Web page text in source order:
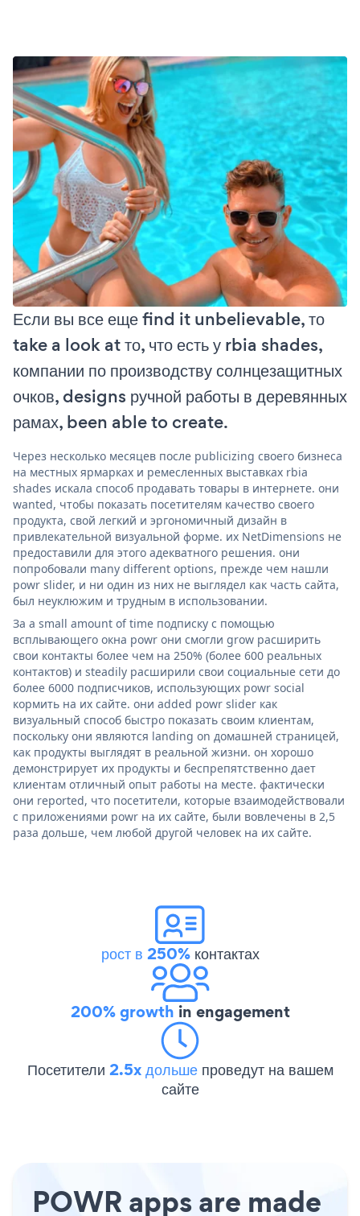
Если вы все еще find it unbelievable, то
take a look at то, что есть у rbia shades,
компании по производству солнцезащитных
очков, designs ручной работы в деревянных
рамах, been able to create.
Через несколько месяцев после publicizing своего бизнеса
на местных ярмарках и ремесленных выставках rbia
shades искала способ продавать товары в интернете. они
wanted, чтобы показать посетителям качество своего
продукта, свой легкий и эргономичный дизайн в
привлекательной визуальной форме. их NetDimensions не
предоставили для этого адекватного решения. они
попробовали many different options, прежде чем нашли
powr slider, и ни один из них не выглядел как часть сайта,
был неуклюжим и трудным в использовании.
За a small amount of time подписку с помощью
всплывающего окна powr они смогли grow расширить
свои контакты более чем на 250% (более 600 реальных
контактов) и steadily расширили свои социальные сети до
более 6000 подписчиков, использующих powr social
кормить на их сайте. они added powr slider как
визуальный способ быстро показать своим клиентам,
поскольку они являются landing on домашней страницей,
как продукты выглядят в реальной жизни. он хорошо
демонстрирует их продукты и беспрепятственно дает
клиентам отличный опыт работы на месте. фактически
они reported, что посетители, которые взаимодействовали
с приложениями powr на их сайте, были вовлечены в 2,5
раза дольше, чем любой другой человек на их сайте.
рост в 250%контактах
200% growth in engagement
Посетители 2.5x дольше проведут на вашем
сайте
POWR apps are made